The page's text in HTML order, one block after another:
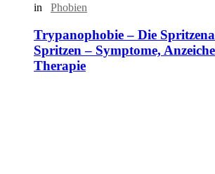
in Phobien
Trypanophobie – Die
Spritzen – Symptome,
Therapie